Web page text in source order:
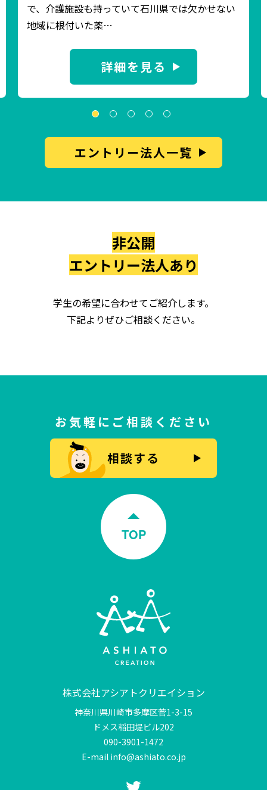
で、介護施設も持っていて石川県では欠かせない
地域に根付いた薬…
詳細を見る
エントリー法人一覧
非公開
エントリー法人あり
学生の希望に合わせてご紹介します。
下記よりぜひご相談ください。
お気軽にご相談ください
相談する
TOP
株式会社アシアトクリエイション
神奈川県川崎市多摩区菅1-3-15
ドメス稲田堤ビル202
090-3901-1472
E-mail info@ashiato.co.jp